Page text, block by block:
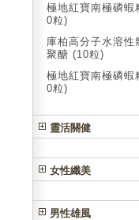
極地紅寶南極磷蝦
0粒)
庫柏高分子水溶性
聚醣 (10粒)
極地紅寶南極磷蝦
0粒)
靈活關健
女性纖美
男性雄風